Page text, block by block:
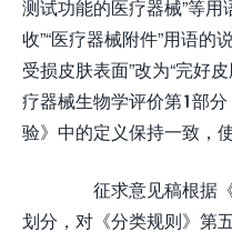
测试功能的医疗器械”等用
收”“医疗器械附件”用语的
受损皮肤表面”改为“完好
疗器械生物学评价第1部
验》中的定义保持一致，
征求意见稿根据《
划分，对《分类规则》第